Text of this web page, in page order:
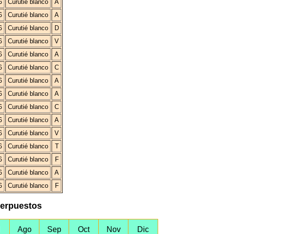
Curutié blanco A
Curutié blanco A
Curutié blanco D
Curutié blanco V
Curutié blanco A
Curutié blanco C
Curutié blanco A
Curutié blanco A
Curutié blanco C
Curutié blanco A
Curutié blanco V
Curutié blanco T
Curutié blanco F
Curutié blanco A
Curutié blanco F
Ago Sep Oct Nov Dic